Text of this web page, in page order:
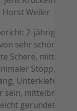
Horst Weiler
2-jährige
sehr schönem
Schere,
Stopp,
Unterkiefer
sein, mittelbraune
gerundet,